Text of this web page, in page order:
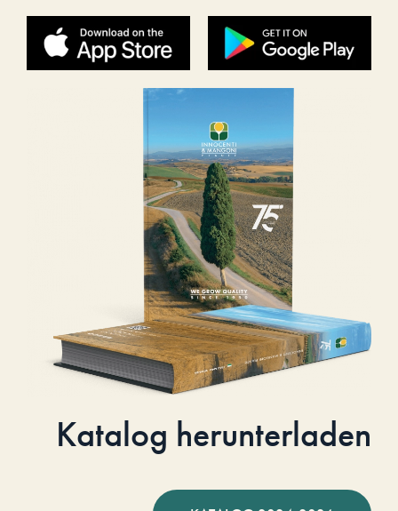
Katalog herunterladen